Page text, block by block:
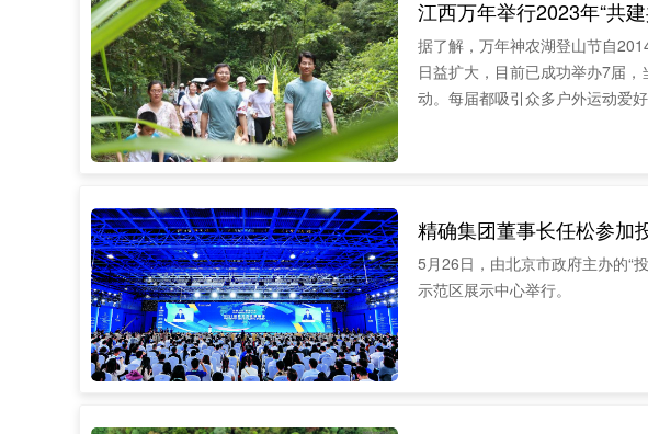
江西万年举行2023年“共
据了解，万年神农湖登山节自
日益扩大，目前已成功举办7届
动。每届都吸引众多户外运动爱
精确集团董事长任松参加
5月26日，由北京市政府主办的“
示范区展示中心举行。